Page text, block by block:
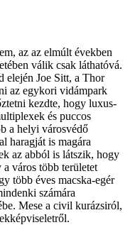
az az elmúlt években
válik csak láthatóvá.
elején Joe Sitt, a Thor
az egykori vidámpark
kezdte, hogy luxus-
és puccos
a helyi városvédő
haragját is magára
az abból is látszik, hogy
város több területet
több éves macska-egér
számára
Mese a civil kurázsiról,